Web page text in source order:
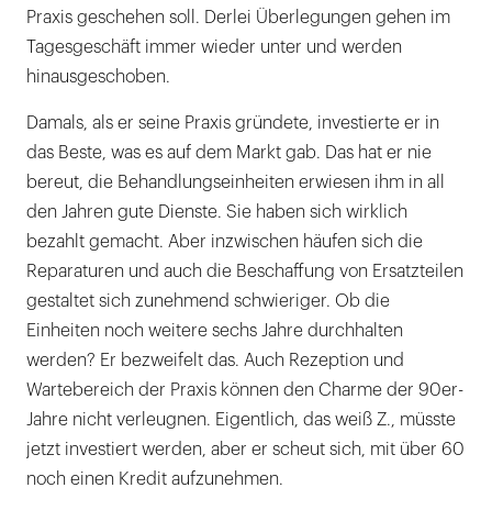
Praxis geschehen soll. Derlei Überlegungen gehen im
Tagesgeschäft immer wieder unter und werden
hinausgeschoben.
Damals, als er seine Praxis gründete, investierte er in
das Beste, was es auf dem Markt gab. Das hat er nie
bereut, die Behandlungseinheiten erwiesen ihm in all
den Jahren gute Dienste. Sie haben sich wirklich
bezahlt gemacht. Aber inzwischen häufen sich die
Reparaturen und auch die Beschaffung von Ersatzteilen
gestaltet sich zunehmend schwieriger. Ob die
Einheiten noch weitere sechs Jahre durchhalten
werden? Er bezweifelt das. Auch Rezeption und
Wartebereich der Praxis können den Charme der 90er-
Jahre nicht verleugnen. Eigentlich, das weiß Z., müsste
jetzt investiert werden, aber er scheut sich, mit über 60
noch einen Kredit aufzunehmen.